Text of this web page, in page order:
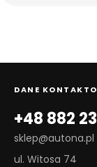
DANE
+48 882
sklep@autona.pl
ul. Witosa 74